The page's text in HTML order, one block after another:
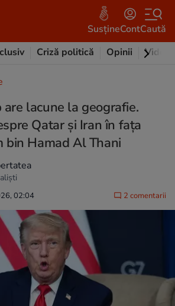
SusțineContCaută
Criză politică Opinii Video
lacune la geografie.
Qatar și Iran în fața
bin Hamad Al Thani
02:04 2 comentarii